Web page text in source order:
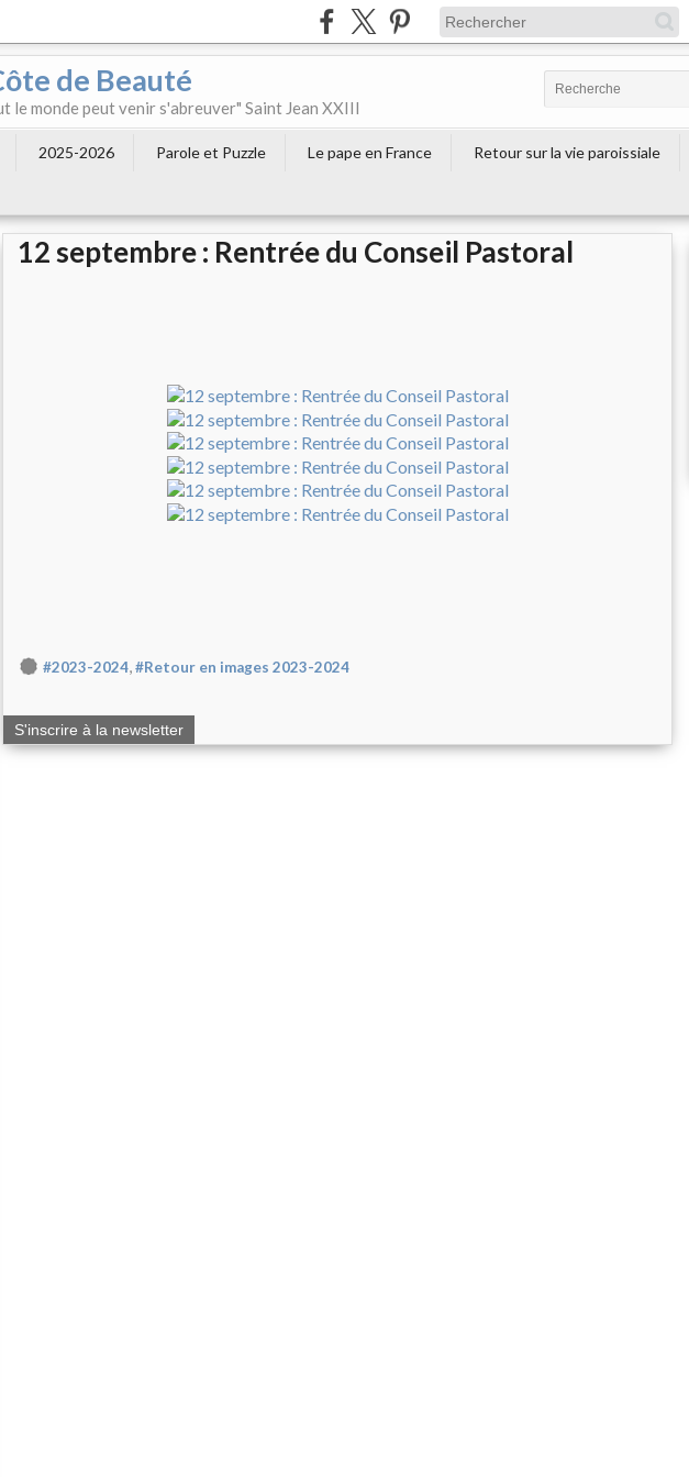
de Beauté
le monde peut venir s'abreuver" Saint Jean XXIII
2025-2026 Parole et Puzzle Le pape en France
Retour sur la vie paroissiale
12 septembre : Rentrée du Conseil Pastoral
#2023-2024,#Retour en images 2023-2024
S'inscrire à la newsletter